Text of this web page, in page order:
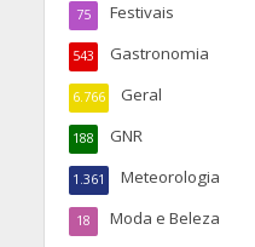
Festivais
75
Gastronomia
543
Geral
6.766
GNR
188
Meteorologia
1.361
Moda e Beleza
18